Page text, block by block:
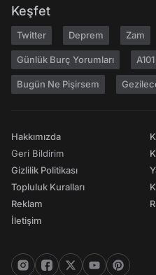
Keşfet
Twitter Deprem Zam
Günlük Burç Yorumları A101
Bugün Ne Pişirsem
Hakkımızda
Geri Bildirim
Gizlilik Politikası
Topluluk Kuralları
Reklam
İletişim